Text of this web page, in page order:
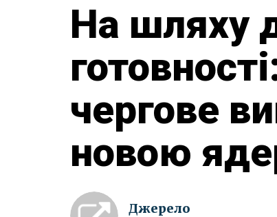
На шляху
чергове
новою
Джерело